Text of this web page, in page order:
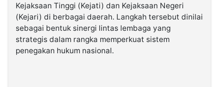
Kabarbaru.co
2026
Kabarbaru
Media
Kejaksaan Tinggi (Kejati) dan Kejaksaan Negeri
(Kejari) di berbagai daerah. Langkah tersebut dinilai
sebagai bentuk sinergi lintas lembaga yang
strategis dalam rangka memperkuat sistem
penegakan hukum nasional.